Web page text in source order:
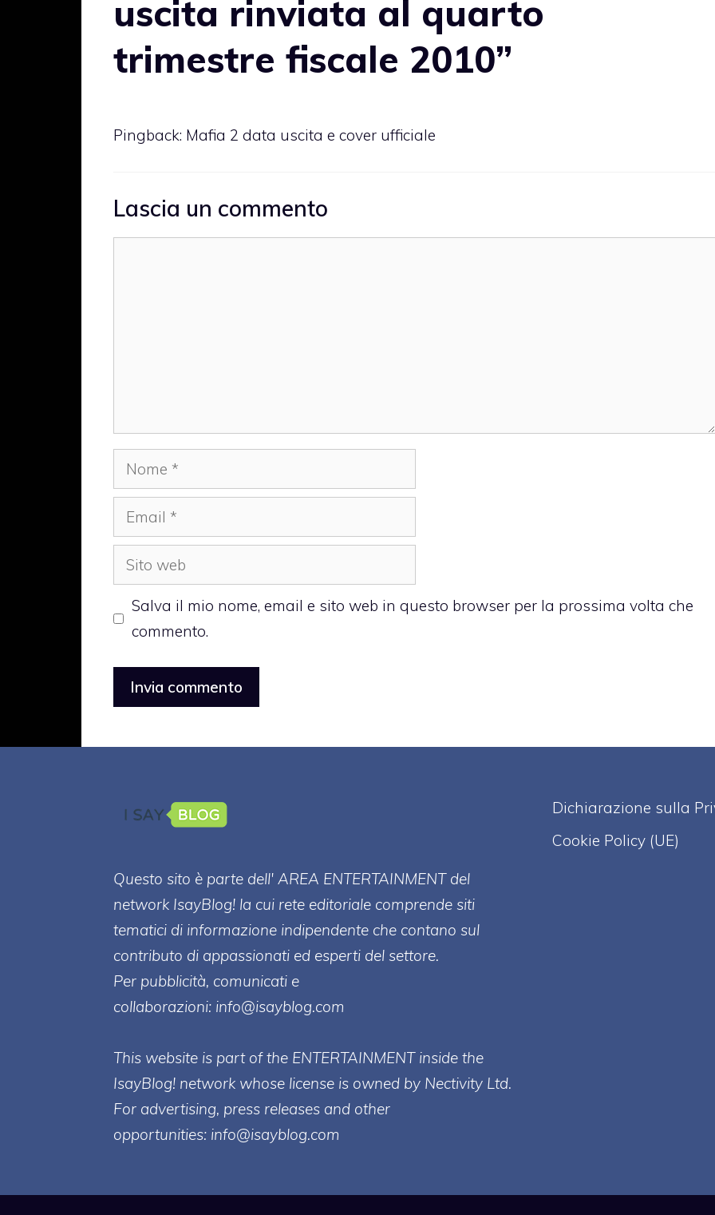
uscita rinviata al quarto
trimestre fiscale 2010”
Pingback: Mafia 2 data uscita e cover ufficiale
Lascia un commento
Nome
Email
Sito
web
Salva il mio nome, email e sito web in questo browser per la prossima volta che
commento.
Questo sito è parte dell' AREA ENTERTAINMENT del
network IsayBlog! la cui rete editoriale comprende siti
tematici di informazione indipendente che contano sul
contributo di appassionati ed esperti del settore.
Per pubblicità, comunicati e
collaborazioni: info@isayblog.com
This website is part of the ENTERTAINMENT inside the
IsayBlog! network whose license is owned by Nectivity Ltd.
For advertising, press releases and other
opportunities: info@isayblog.com
Dichiarazione sulla
Cookie Policy (UE)